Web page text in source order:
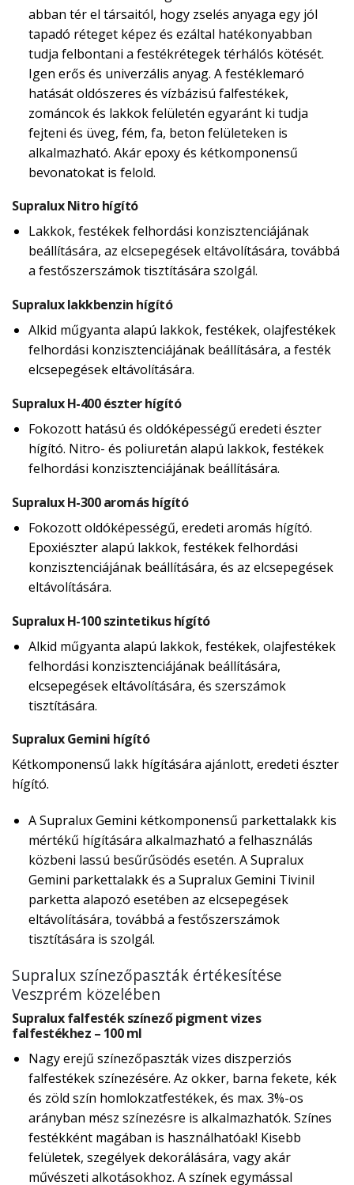
abban tér el társaitól, hogy zselés anyaga egy jól
tapadó réteget képez és ezáltal hatékonyabban
tudja felbontani a festékrétegek térhálós kötését.
Igen erős és univerzális anyag. A festéklemaró
hatását oldószeres és vízbázisú falfestékek,
zománcok és lakkok felületén egyaránt ki tudja
fejteni és üveg, fém, fa, beton felületeken is
alkalmazható. Akár epoxy és kétkomponensű
bevonatokat is felold.
Supralux Nitro hígító
Lakkok, festékek felhordási konzisztenciájának
beállítására, az elcsepegések eltávolítására, továbbá
a festőszerszámok tisztítására szolgál.
Supralux lakkbenzin hígító
Alkid műgyanta alapú lakkok, festékek, olajfestékek
felhordási konzisztenciájának beállítására, a festék
elcsepegések eltávolítására.
Supralux H-400 észter hígító
Fokozott hatású és oldóképességű eredeti észter
hígító. Nitro- és poliuretán alapú lakkok, festékek
felhordási konzisztenciájának beállítására.
Supralux H-300 aromás hígító
Fokozott oldóképességű, eredeti aromás hígító.
Epoxiészter alapú lakkok, festékek felhordási
konzisztenciájának beállítására, és az elcsepegések
eltávolítására.
Supralux H-100 szintetikus hígító
Alkid műgyanta alapú lakkok, festékek, olajfestékek
felhordási konzisztenciájának beállítására,
elcsepegések eltávolítására, és szerszámok
tisztítására.
Supralux Gemini hígító
Kétkomponensű lakk hígítására ajánlott, eredeti észter
hígító.
A Supralux Gemini kétkomponensű parkettalakk kis
mértékű hígítására alkalmazható a felhasználás
közbeni lassú besűrűsödés esetén. A Supralux
Gemini parkettalakk és a Supralux Gemini Tivinil
parketta alapozó esetében az elcsepegések
eltávolítására, továbbá a festőszerszámok
tisztítására is szolgál.
Supralux színezőpaszták értékesítése
Veszprém közelében
Supralux falfesték színező pigment vizes
falfestékhez – 100 ml
Nagy erejű színezőpaszták vizes diszperziós
falfestékek színezésére. Az okker, barna fekete, kék
és zöld szín homlokzatfestékek, és max. 3%-os
arányban mész színezésre is alkalmazhatók. Színes
festékként magában is használhatóak! Kisebb
felületek, szegélyek dekorálására, vagy akár
művészeti alkotásokhoz. A színek egymással